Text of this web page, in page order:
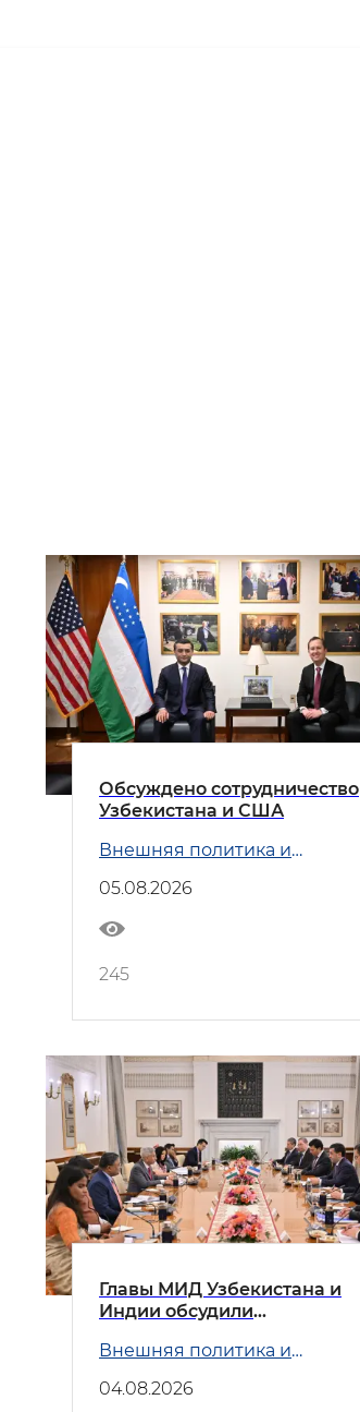
Обсуждено сотрудничество
Узбекистана и США
Внешняя политика и
05.08.2026
245
Главы МИД Узбекистана и
Индии обсудили
двустороннего
сотрудничества
Внешняя политика и
04.08.2026